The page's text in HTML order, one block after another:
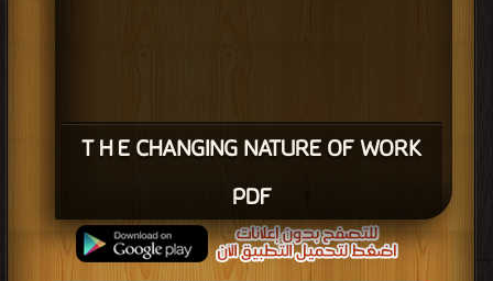
T H E CHANGING NATURE OF WORK
PDF